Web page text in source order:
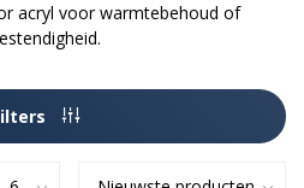
acryl voor warmtebehoud of